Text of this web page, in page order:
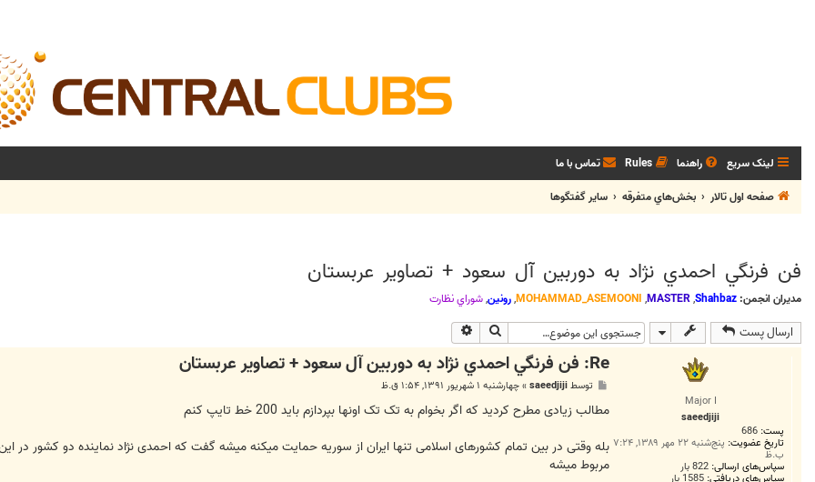
لینک سریع راهنما Rules تماس با ما
صفحه اول تالار
بخش‌‌هاي متفرقه ساير گفتگوها
فن فرنگي احمدي نژاد به دوربين آل سعود + تصاوير عربستان
مدیران انجمن: Shahbaz
,
MASTER
,
MOHAMMAD_ASEMOONI
,رونین,شوراي نظارت
ارسال پست جستجو
Major I
saeedjiji
پست: 686
تاریخ عضویت: پنج‌شنبه ۲۲ مهر ۱۳۸۹, ۷:۲۴
ب.ظ
سپاس‌های ارسالی: 822 بار
سپاس‌های دریافتی: 1585 بار
Re: فن فرنگي احمدي نژاد به دوربين آل سعود + تصاوير عربستان
ت
توسطsaeedjiji
»چهارشنبه ۱ شهریور ۱۳۹۱, ۱:۵۴ ق.ظ
مطالب زیادی مطرح کردید که اگر بخوام به تک تک اونها بپردازم باید 200 خط تایپ کنم
بله وقتی در بین تمام کشور‌های اسلامی تنها ایران از سوریه حمایت میکنه میشه گفت که احمدی نژاد نماینده دو کشور
مربوط میشه